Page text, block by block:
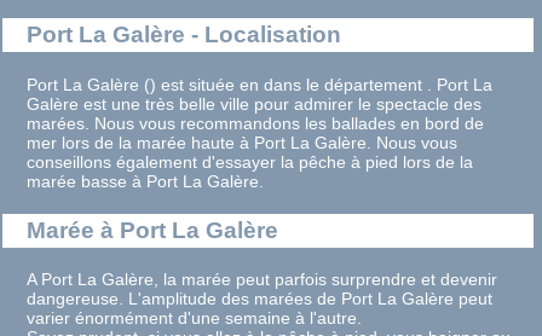
Port La Galère - Localisation
Port La Galère () est située en dans le département . Port La
Galère est une très belle ville pour admirer le spectacle des
marées. Nous vous recommandons les ballades en bord de
mer lors de la marée haute à Port La Galère. Nous vous
conseillons également d'essayer la pêche à pied lors de la
marée basse à Port La Galère.
Marée à Port La Galère
A Port La Galère, la marée peut parfois surprendre et devenir
dangereuse. L'amplitude des marées de Port La Galère peut
varier énormément d'une semaine à l'autre.